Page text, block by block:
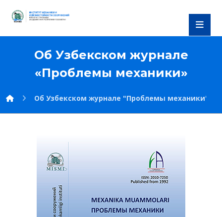
Об Узбекском журнале
«Проблемы механики»
Об Узбекском журнале "Проблемы механики"